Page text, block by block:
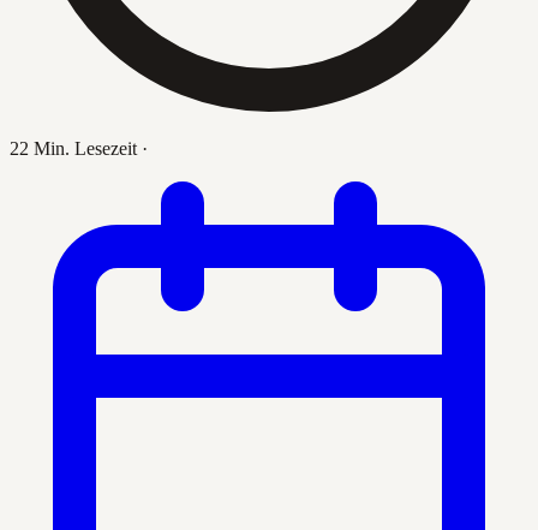
22 Min. Lesezeit ·